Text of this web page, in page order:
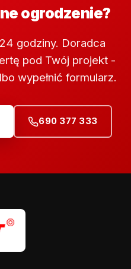
ogrodzenie?
godziny. Doradca
pod Twój projekt -
wypełnić formularz.
690 377 333